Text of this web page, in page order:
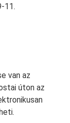
11.
van az
úton az